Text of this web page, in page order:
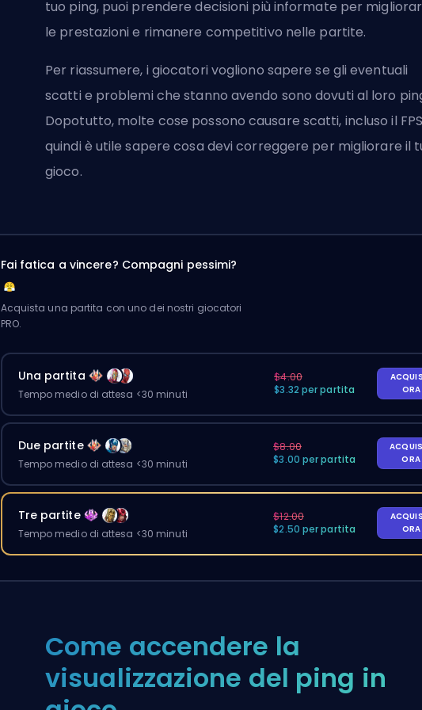
tuo ping, puoi prendere decisioni più informate per
le prestazioni e rimanere competitivo nelle partite.
Per riassumere, i giocatori vogliono sapere se gli eventuali
scatti e problemi che stanno avendo sono dovuti al loro
Dopotutto, molte cose possono causare scatti, incluso il
quindi è utile sapere cosa devi correggere per migliorare il
gioco.
Fai fatica a vincere? Compagni pessimi?
Acquista una partita con uno dei nostri giocatori
PRO.
Una partita
Tempo medio di attesa <30 minuti
$4.00
$3.32 per partita
ORA
Due partite
Tempo medio di attesa <30 minuti
$8.00
$3.00 per partita
ORA
Tre partite
Tempo medio di attesa <30 minuti
$12.00
$2.50 per partita
ORA
Come accendere la
visualizzazione del ping in